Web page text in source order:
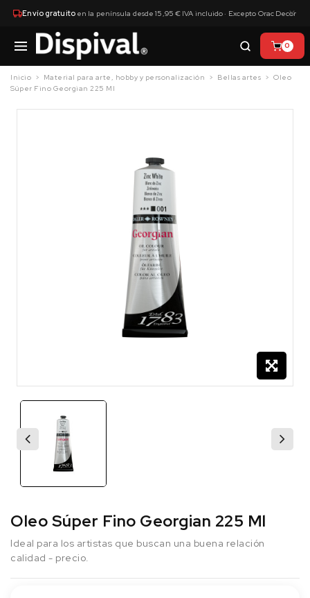
Envío gratuitoen la península desde 15,95 € IVA incluido · Excepto Orac Decor
×
0
Inicio Material para arte, hobby y personalización Bellas artes
Oleo
Súper Fino Georgian 225 Ml
Oleo Súper Fino Georgian 225 Ml
Ideal para los artistas que buscan una buena relación
calidad - precio.